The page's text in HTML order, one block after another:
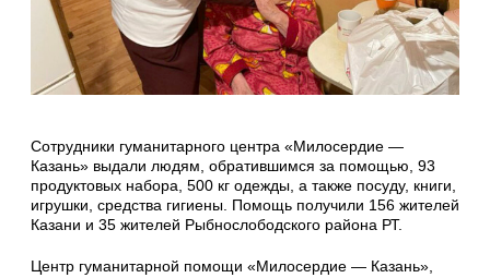
Сотрудники гуманитарного центра «Милосердие —
Казань» выдали людям, обратившимся за помощью, 93
продуктовых набора, 500 кг одежды, а также посуду, книги,
игрушки, средства гигиены. Помощь получили 156 жителей
Казани и 35 жителей Рыбнослободского района РТ.
Центр гуманитарной помощи «Милосердие — Казань»,